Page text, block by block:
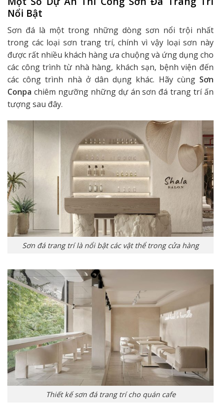
Nổi Bật
Sơn đá là một trong những dòng sơn nổi trội nhất
trong các loại sơn trang trí, chính vì vậy loại sơn này
được rất nhiều khách hàng ưa chuộng và ứng dụng cho
các công trình từ nhà hàng, khách sạn, bệnh viện đến
các công trình nhà ở dân dụng khác. Hãy cùngSơn
Conpa chiêm ngưỡng những dự án sơn đá trang trí ấn
tượng sau đây.
Sơn đá trang trí là nổi bật các vật thể trong cửa hàng
Thiết kế sơn đá trang trí cho quán cafe